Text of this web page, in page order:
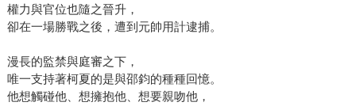
權力與官位也隨之晉升，
卻在一場勝戰之後，遭到元帥用計逮捕。
漫長的監禁與庭審之下，
唯一支持著柯夏的是與邵鈞的種種回憶。
他想觸碰他、想擁抱他、想要親吻他，